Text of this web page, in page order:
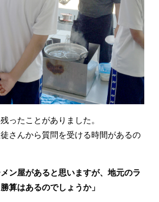
ったことがありました。
さんから質問を受ける時間があるの
ン屋があると思いますが、地元のラ
算はあるのでしょうか」